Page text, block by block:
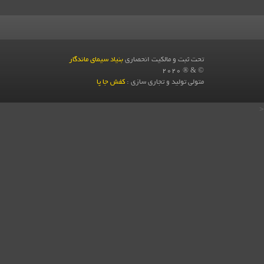
تحت ثبت و مالکیت انحصاری بنیاد سیمای ماندگار
© & ® 2020
متولی تولید و تجاری سازی : کفش جا پا
<